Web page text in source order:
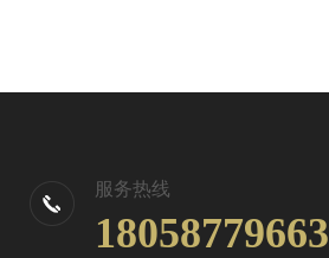
服务热线
18058779663